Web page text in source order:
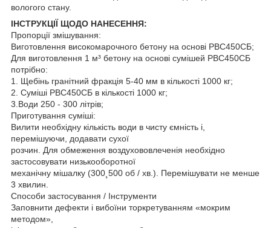
вологого стану.
ІНСТРУКЦІЇ ЩОДО НАНЕСЕННЯ:
Пропорції змішування:
Виготовлення високомарочного бетону на основі РВС450СБ;
Для виготовлення 1 м³ бетону на основі сумішей РВС450СБ
потрібно:
1. Щебінь гранітний фракція 5-40 мм в кількості 1000 кг;
2. Суміші РВС450СБ в кількості 1000 кг;
3.Води 250 - 300 літрів;
Приготування суміші:
Вилити необхідну кількість води в чисту ємність і,
перемішуючи, додавати сухої
розчин. Для обмеження воздухововлеченія необхідно
застосовувати низькооборотної
механічну мішалку (300¸500 об / хв.). Перемішувати не менше
3 хвилин.
Способи застосування / Інструменти
Заповнити дефекти і вибоїни торкретуванням «мокрим
методом»,